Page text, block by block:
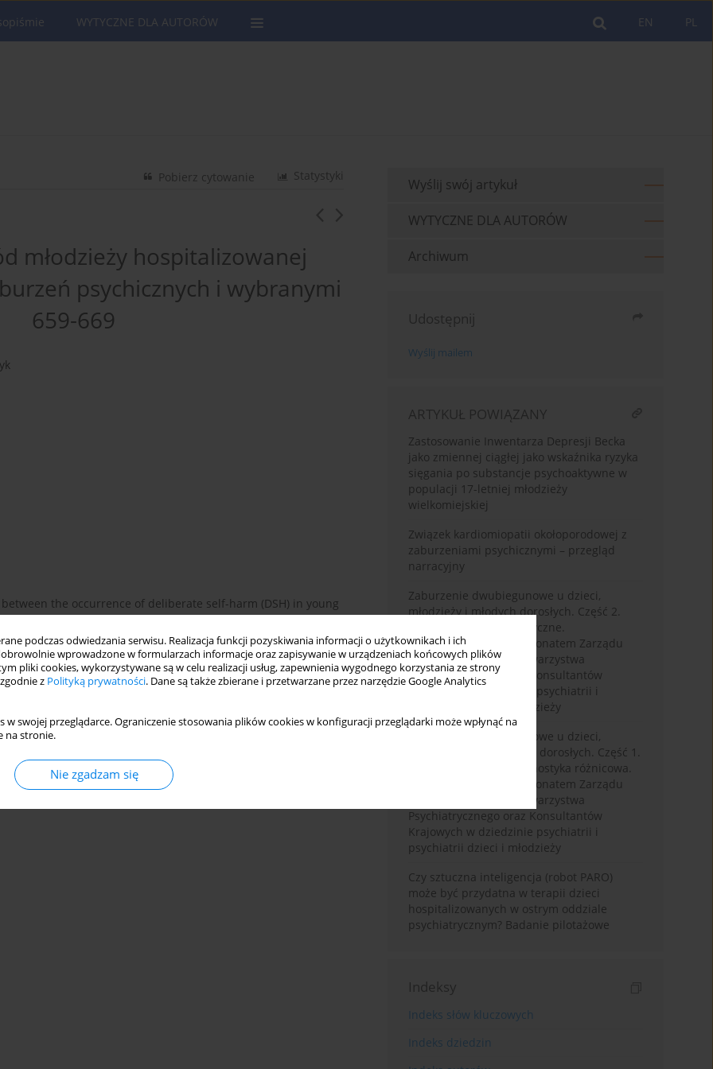
podczas odwiedzania serwisu. Realizacja funkcji pozyskiwania informacji o użytkownikach i ich
wprowadzone w formularzach informacje oraz zapisywanie w urządzeniach końcowych plików
pliki cookies, wykorzystywane są w celu realizacji usług, zapewnienia wygodnego korzystania ze strony
z Polityką prywatności. Dane są także zbierane i przetwarzane przez narzędzie Google Analytics
w swojej przeglądarce. Ograniczenie stosowania plików cookies w konfiguracji przeglądarki może wpłynąć na
na stronie.
Nie zgadzam się
PL
EN
WYTYCZNE DLA AUTORÓW
Statystyki
Pobierz cytowanie
młodzieży hospitalizowanej
psychicznych i wybranymi
659-669
the occurrence of deliberate self-harm (DSH) in young
of specific mental disorders, or the history Of Suicide
The studied group consisted of 187 in-patients aged
Clinical Hospital, Medical University of Lodz, during the 2
psychiatrically, and on discharge they were also
Harm designed for the purpose of this study. Results. Forty-
DSH acts. A strong relationship (p<0.001) was
of suicidal attempts, the presence of an alcohol problem in
lack of support from close family members. Conclusions.
self-harm in young in-patients and the presence of a specific
Wyślij swój artykuł
WYTYCZNE DLA AUTORÓW
Archiwum
Udostępnij
Wyślij mailem
ARTYKUŁ POWIĄZANY
Zastosowanie Inwentarza Depresji Becka
jako zmiennej ciągłej jako wskaźnika ryzyka
sięgania po substancje psychoaktywne w
populacji 17-letniej młodzieży
wielkomiejskiej
Związek kardiomiopatii okołoporodowej z
zaburzeniami psychicznymi – przegląd
narracyjny
Zaburzenie dwubiegunowe u dzieci,
młodzieży i młodych dorosłych. Część 2.
Postępowanie terapeutyczne.
Rekomendacje pod patronatem Zarządu
Głównego Polskiego Towarzystwa
Psychiatrycznego oraz Konsultantów
Krajowych w dziedzinie psychiatrii i
psychiatrii dzieci i młodzieży
Zaburzenia dwubiegunowe u dzieci,
młodzieży oraz młodych dorosłych. Część 1.
Objawy kliniczne i diagnostyka różnicowa.
Rekomendacje pod patronatem Zarządu
Głównego Polskiego Towarzystwa
Psychiatrycznego oraz Konsultantów
Krajowych w dziedzinie psychiatrii i
psychiatrii dzieci i młodzieży
Czy sztuczna inteligencja (robot PARO)
może być przydatna w terapii dzieci
hospitalizowanych w ostrym oddziale
psychiatrycznym? Badanie pilotażowe
Indeksy
Indeks słów kluczowych
Indeks dziedzin